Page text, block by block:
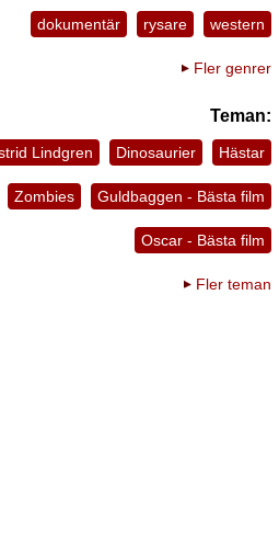
dokumentär rysare western
Fler genrer
Teman:
Lindgren Dinosaurier Hästar
Zombies Guldbaggen - Bästa film
Oscar - Bästa film
Fler teman